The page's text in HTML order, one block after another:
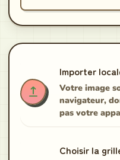
Importer
Votre image
navigateur,
pas votre
Choisir la